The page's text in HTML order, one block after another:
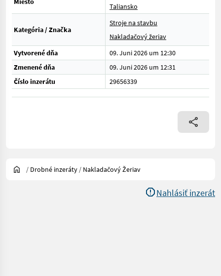
Taliansko
Kategória / Značka
Stroje na stavbu
Nakladačový žeriav
Vytvorené dňa
09. Juni 2026 um 12:30
Zmenené dňa
09. Juni 2026 um 12:31
Číslo inzerátu
29656339
/ Drobné inzeráty / Nakladačový Žeriav
Nahlásiť inzerát